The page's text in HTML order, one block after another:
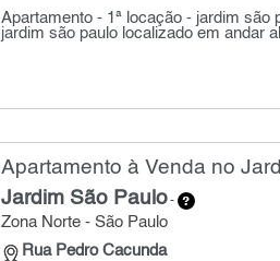
Apartamento - 1ª locação - jardim são
jardim são paulo localizado em andar
Apartamento à Venda no
Jardim São Paulo-
Zona Norte - São Paulo
Rua Pedro Cacunda